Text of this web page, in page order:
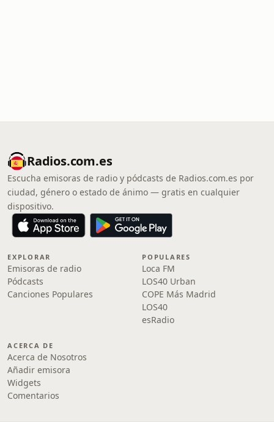
Radios.com.es
Escucha emisoras de radio y pódcasts de Radios.com.es por
ciudad, género o estado de ánimo — gratis en cualquier
dispositivo.
EXPLORAR
Emisoras de radio
Pódcasts
Canciones Populares
POPULARES
Loca FM
LOS40 Urban
COPE Más Madrid
LOS40
esRadio
ACERCA DE
Acerca de Nosotros
Añadir emisora
Widgets
Comentarios